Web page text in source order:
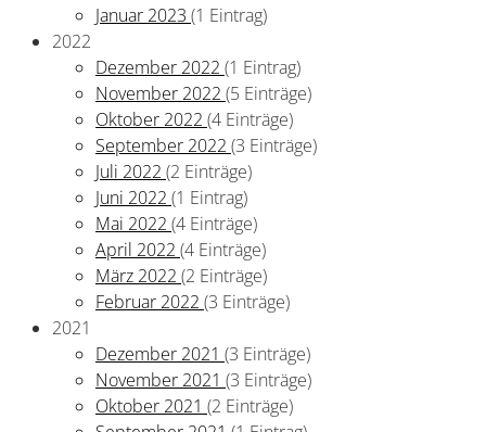
Januar 2023 (1 Eintrag)
2022
Dezember 2022 (1 Eintrag)
November 2022 (5 Einträge)
Oktober 2022 (4 Einträge)
September 2022 (3 Einträge)
Juli 2022 (2 Einträge)
Juni 2022 (1 Eintrag)
Mai 2022 (4 Einträge)
April 2022 (4 Einträge)
März 2022 (2 Einträge)
Februar 2022 (3 Einträge)
2021
Dezember 2021 (3 Einträge)
November 2021 (3 Einträge)
Oktober 2021 (2 Einträge)